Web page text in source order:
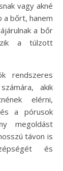
vagy akné
a bőrt, hanem
a bőr
a túlzott
rendszeres
akik
elérni,
a pórusok
megoldást
távon is
és